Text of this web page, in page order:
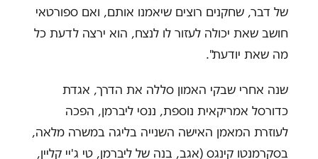
של דבר, שחקנים רוצים שיאמנו אותם, ואם ספורטאי
חושב שאת יכולה לעזור לו לנצח, הוא ירצה לדעת כל
מה שאת יודעת".
שנה אחרי שבקי האמון סללה את הדרך, אגדת
כדורסל אמריקאית נוספת, ננסי ליברמן, הפכה
לעוזרת המאמן האישה השנייה בליגה במשרה מלאה,
בסקרמנטו קינגס (אגב, בנה של ליברמן, טי ג'יי קליין,